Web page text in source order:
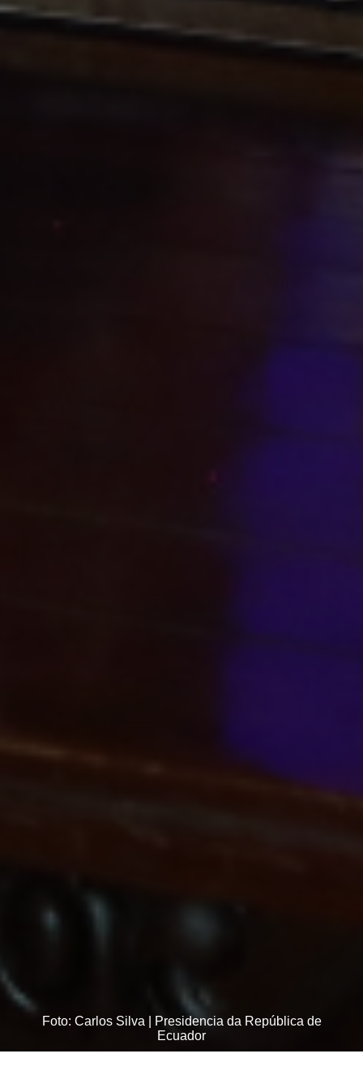
Foto: Carlos Silva | Presidencia da República de
Ecuador